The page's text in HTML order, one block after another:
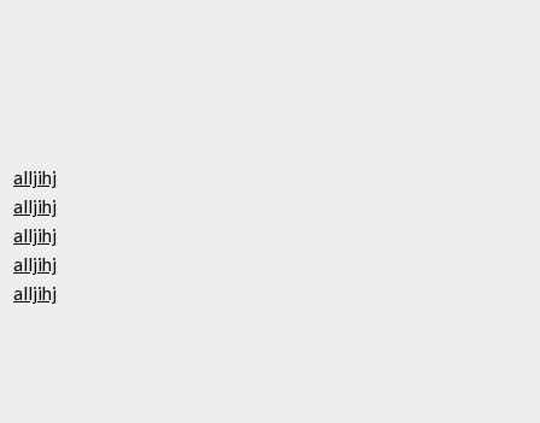
alljihj
alljihj
alljihj
alljihj
alljihj